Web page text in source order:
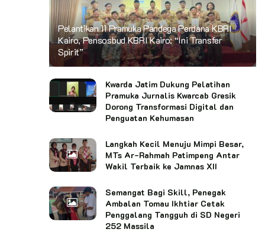
Pelantikan 11 Pramuka Pandega Perdana KBRI
Kairo, Pensosbud KBRI Kairo: “Ini Transfer
Spirit”
Kwarda Jatim Dukung Pelatihan
Pramuka Jurnalis Kwarcab Gresik
Dorong Transformasi Digital dan
Penguatan Kehumasan
Langkah Kecil Menuju Mimpi Besar,
MTs Ar-Rahmah Patimpeng Antar
Wakil Terbaik ke Jamnas XII
Semangat Bagi Skill, Penegak
Ambalan Tomau Ikhtiar Cetak
Penggalang Tangguh di SD Negeri
252 Massila